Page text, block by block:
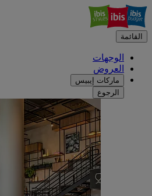
القائمة
الوجهات
العروض
ماركات إيبيس
الرجوع